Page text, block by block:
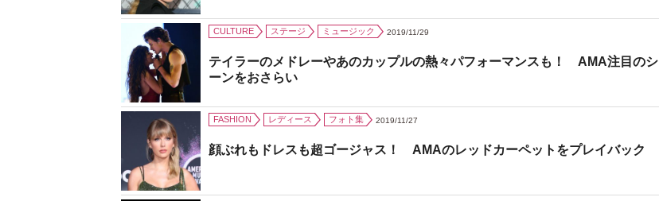
CULTURE ステージ ミュージック 2019/11/29
テイラーのメドレーやあのカップルの熱々パフォーマンスも！ AMA注目のシ
ーンをおさらい
FASHION レディース フォト集 2019/11/27
顔ぶれもドレスも超ゴージャス！ AMAのレッドカーペットをプレイバック